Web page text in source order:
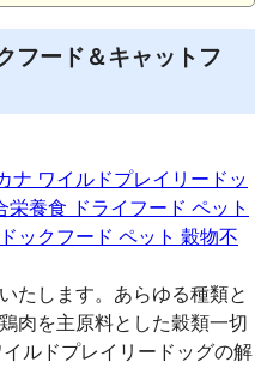
フード＆キャットフ
ナ ワイルドプレイリードッ
栄養食 ドライフード ペット
ックフード ペット 穀物不
たします。あらゆる種類と
肉を主原料とした穀類一切
ルドプレイリードッグの解